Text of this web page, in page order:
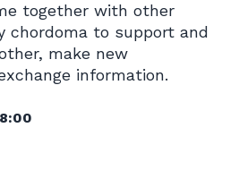
together with other
chordoma to support and
make new
information.